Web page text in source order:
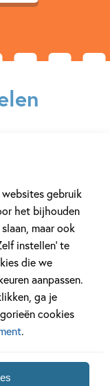
gebruik
het bijhouden
maar ook
instellen’ te
die we
aanpassen.
ga je
cookies
.
27 FEBRUARI 2026
Ons
regent ganzen’
Lees meer